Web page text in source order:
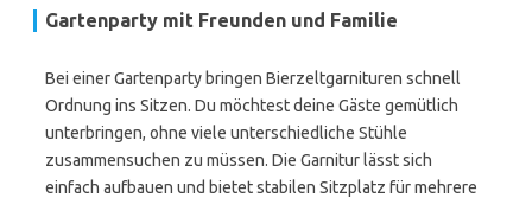
Gartenparty mit Freunden und Familie
Bei einer Gartenparty bringen Bierzeltgarnituren schnell
Ordnung ins Sitzen. Du möchtest deine Gäste gemütlich
unterbringen, ohne viele unterschiedliche Stühle
zusammensuchen zu müssen. Die Garnitur lässt sich
einfach aufbauen und bietet stabilen Sitzplatz für mehrere